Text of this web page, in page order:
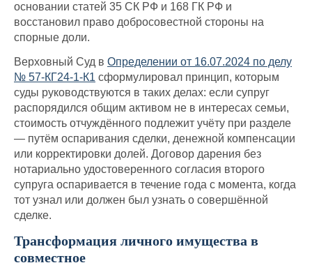
основании статей 35 СК РФ и 168 ГК РФ и
восстановил право добросовестной стороны на
спорные доли.
Верховный Суд в Определении от 16.07.2024 по делу
№ 57-КГ24-1-К1 сформулировал принцип, которым
суды руководствуются в таких делах: если супруг
распорядился общим активом не в интересах семьи,
стоимость отчуждённого подлежит учёту при разделе
— путём оспаривания сделки, денежной компенсации
или корректировки долей. Договор дарения без
нотариально удостоверенного согласия второго
супруга оспаривается в течение года с момента, когда
тот узнал или должен был узнать о совершённой
сделке.
Трансформация личного имущества в
совместное